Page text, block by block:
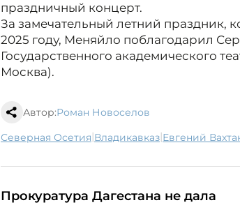
праздничный концерт.
За замечательный летний праздник,
2025 году, Меняйло поблагодарил
Государственного академического
Москва).
Автор:Роман Новоселов
Северная Осетия| Владикавказ| Евгений
Прокуратура Дагестана не дала